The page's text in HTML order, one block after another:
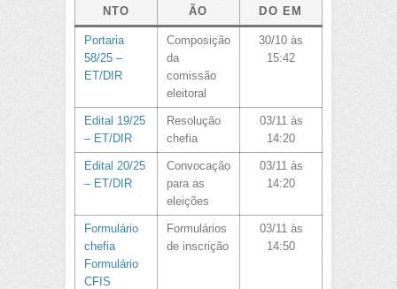
NTO
ÃO
DO EM
Portaria
58/25 –
ET/DIR
Composição
da
comissão
eleitoral
30/10 às
15:42
Edital 19/25
– ET/DIR
Resolução
chefia
03/11 às
14:20
Edital 20/25
– ET/DIR
Convocação
para as
eleições
03/11 às
14:20
Formulário
chefia
Formulário
CFIS
Formulários
de inscrição
03/11 às
14:50